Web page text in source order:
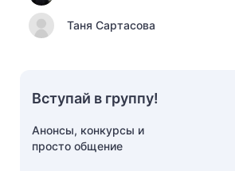
Таня Сартасова
Вступай в группу!
Анонсы, конкурсы и
просто общение